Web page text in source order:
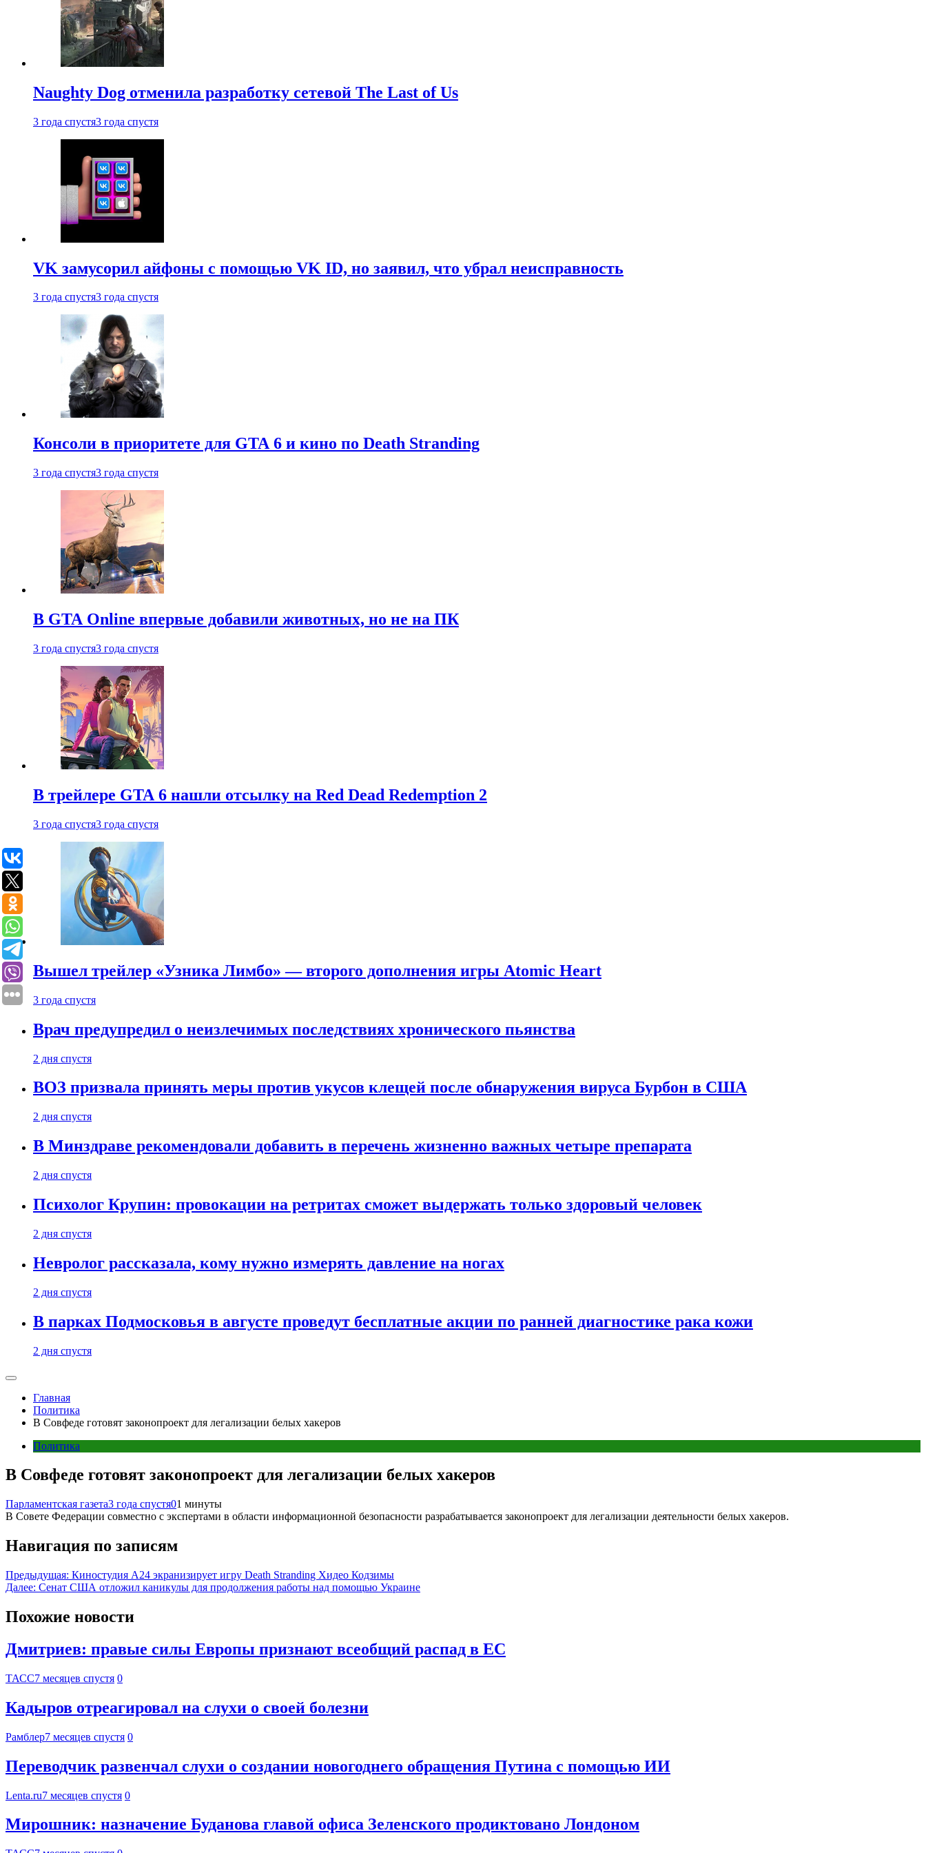
Naughty Dog отменила разработку сетевой The Last of Us
3 года спустя3 года спустя
VK замусорил айфоны с помощью VK ID, но заявил, что убрал неисправность
3 года спустя3 года спустя
Консоли в приоритете для GTA 6 и кино по Death Stranding
3 года спустя3 года спустя
В GTA Online впервые добавили животных, но не на ПК
3 года спустя3 года спустя
В трейлере GTA 6 нашли отсылку на Red Dead Redemption 2
3 года спустя3 года спустя
Вышел трейлер «Узника Лимбо» — второго дополнения игры Atomic Heart
3 года спустя
Врач предупредил о неизлечимых последствиях хронического пьянства
2 дня спустя
ВОЗ призвала принять меры против укусов клещей после обнаружения вируса Бурбон в США
2 дня спустя
В Минздраве рекомендовали добавить в перечень жизненно важных четыре препарата
2 дня спустя
Психолог Крупин: провокации на ретритах сможет выдержать только здоровый человек
2 дня спустя
Невролог рассказала, кому нужно измерять давление на ногах
2 дня спустя
В парках Подмосковья в августе проведут бесплатные акции по ранней диагностике рака кожи
2 дня спустя
Главная
Политика
В Совфеде готовят законопроект для легализации белых хакеров
Политика
В Совфеде готовят законопроект для легализации белых хакеров
Парламентская газета3 года спустя01 минуты
В Совете Федерации совместно с экспертами в области информационной безопасности разрабатывается законопроект для легализации деятельности белых хакеров.
Навигация по записям
Предыдущая: Киностудия А24 экранизирует игру Death Stranding Хидео Кодзимы
Далее: Сенат США отложил каникулы для продолжения работы над помощью Украине
Похожие новости
Дмитриев: правые силы Европы признают всеобщий распад в ЕС
ТАСС7 месяцев спустя 0
Кадыров отреагировал на слухи о своей болезни
Рамблер7 месяцев спустя 0
Переводчик развенчал слухи о создании новогоднего обращения Путина с помощью ИИ
Lenta.ru7 месяцев спустя 0
Мирошник: назначение Буданова главой офиса Зеленского продиктовано Лондоном